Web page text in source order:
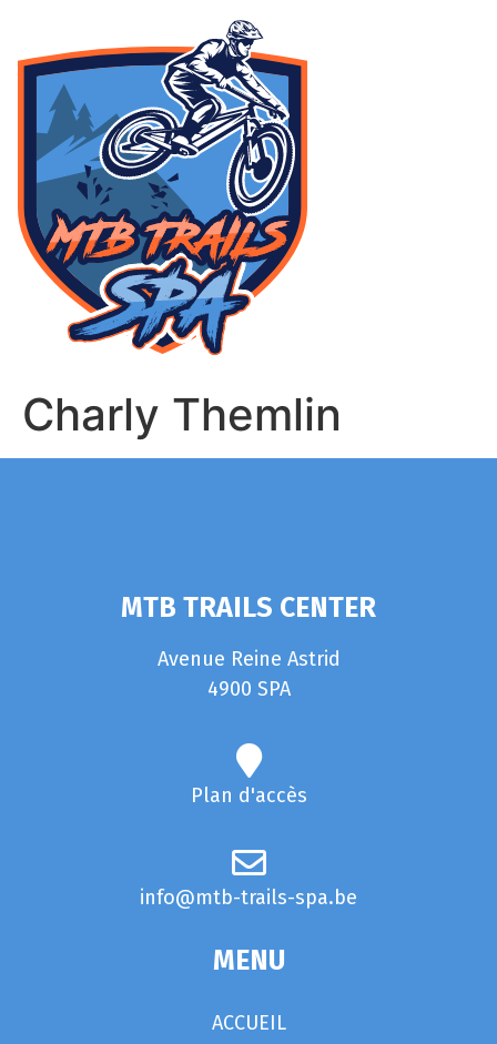
Charly Themlin
MTB TRAILS CENTER
Avenue Reine Astrid
4900 SPA
Plan d'accès
info@mtb-trails-spa.be
MENU
ACCUEIL